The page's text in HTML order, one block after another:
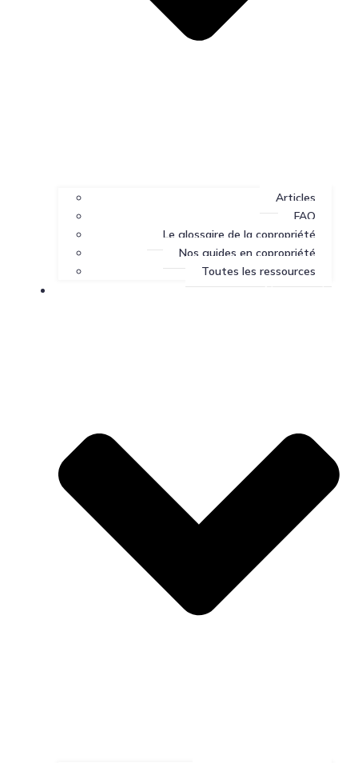
Articles
FAQ
Le glossaire de la copropriété
Nos guides en copropriété
Toutes les ressources
Nous joindre